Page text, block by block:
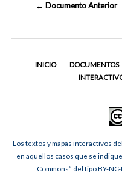
← Documento Anterior
INICIO DOCUMENTOS
Los textos y mapas interactivos
en aquellos casos que se
Commons” del tipo BY-